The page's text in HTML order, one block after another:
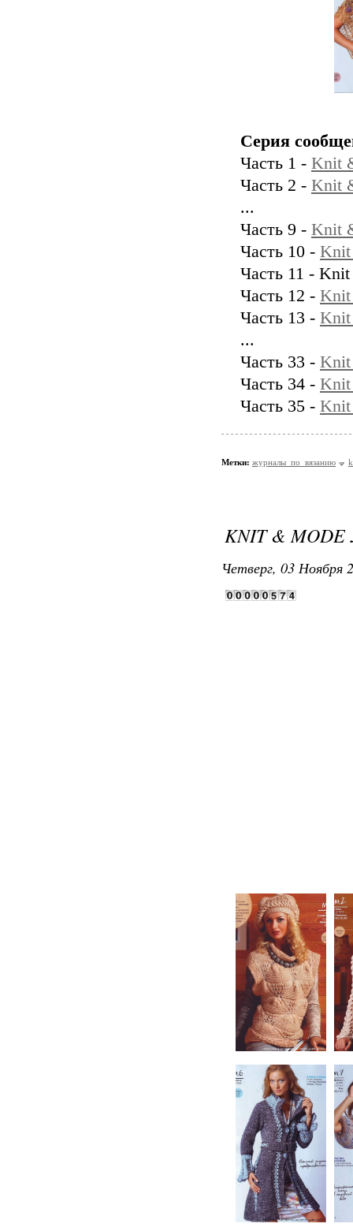
Серия
Часть 1 - Knit
Часть 2 - Knit
...
Часть 9 - Knit
Часть 10 -
Часть 11 -
Часть 12 -
Часть 13 -
...
Часть 33 -
Часть 34 -
Часть 35 -
Метки: журналы_по_вязанию
KNIT &
Четверг, 03 Ноября